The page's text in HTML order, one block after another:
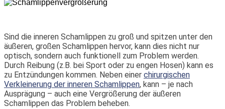
Sind die inneren Schamlippen zu groß und spitzen unter den
äußeren, großen Schamlippen hervor, kann dies nicht nur
optisch, sondern auch funktionell zum Problem werden.
Durch Reibung (z.B. bei Sport oder zu engen Hosen) kann es
zu Entzündungen kommen. Neben einer chirurgischen
Verkleinerung der inneren Schamlippen, kann – je nach
Ausprägung – auch eine Vergrößerung der äußeren
Schamlippen das Problem beheben.